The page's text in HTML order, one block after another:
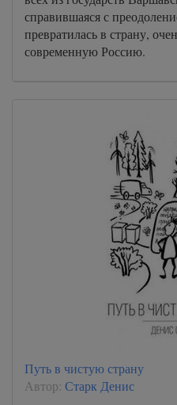
справившаяся с
превратилась в страну,
современную Россию.
Путь в чистую страну
Автор: Старк Денис